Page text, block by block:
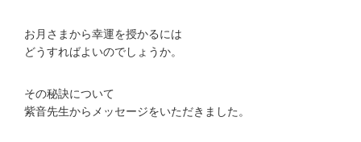
お月さまから幸運を授かるには
どうすればよいのでしょうか。
その秘訣について
紫音先生からメッセージをいただきました。